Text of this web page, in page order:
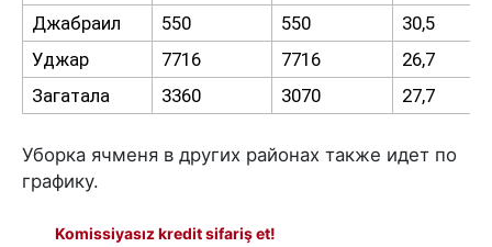
Джабраил
550 550
30,5
Уджар
7716 7716
26,7
Загатала
3360 3070 27,7
Уборка ячменя в других районах также идет по
графику.
Komissiyasız kredit sifariş et!